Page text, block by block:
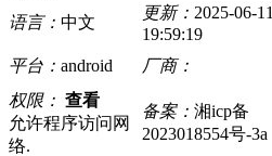
语言： 中文
更新： 2025-06-11
19:59:19
平台： android 厂商：
权限： 查看
允许程序访问网
络.
备案： 湘icp备
2023018554号-3a